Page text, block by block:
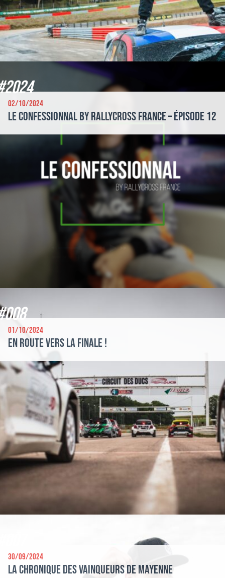
02/10/2024
Le Confessionnal by Rallycross France – Épisode 12
01/10/2024
En route vers la finale !
30/09/2024
La chronique des vainqueurs de Mayenne